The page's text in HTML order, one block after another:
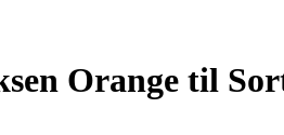
Orange til